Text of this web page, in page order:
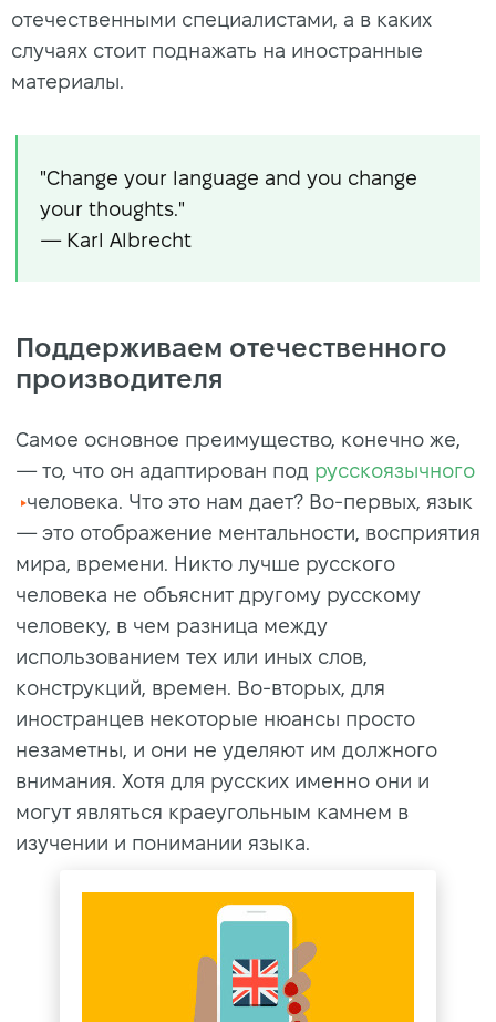
отечественными специалистами, а в каких
случаях стоит поднажать на иностранные
материалы.
"Change your language and you change
your thoughts."
— Karl Albrecht
Поддерживаем отечественного
производителя
Самое основное преимущество, конечно же,
—то, что он адаптирован под русскоязычного
человека. Что это нам дает? Во-первых, язык
— это отображение ментальности, восприятия
мира, времени. Никто лучше русского
человека не объяснит другому русскому
человеку, в чем разница между
использованием тех или иных слов,
конструкций, времен. Во-вторых, для
иностранцев некоторые нюансы просто
незаметны, и они не уделяют им должного
внимания. Хотя для русских именно они и
могут являться краеугольным камнем в
изучении и понимании языка.